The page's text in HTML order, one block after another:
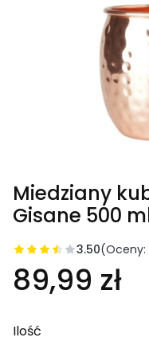
Miedziany
Gisane 500
3.50(Oceny:
89,99 zł
Ilość